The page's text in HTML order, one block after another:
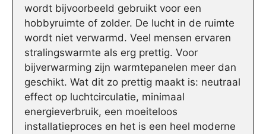
wordt bijvoorbeeld gebruikt voor een
hobbyruimte of zolder. De lucht in de ruimte
wordt niet verwarmd. Veel mensen ervaren
stralingswarmte als erg prettig. Voor
bijverwarming zijn warmtepanelen meer dan
geschikt. Wat dit zo prettig maakt is: neutraal
effect op luchtcirculatie, minimaal
energieverbruik, een moeiteloos
installatieproces en het is een heel moderne